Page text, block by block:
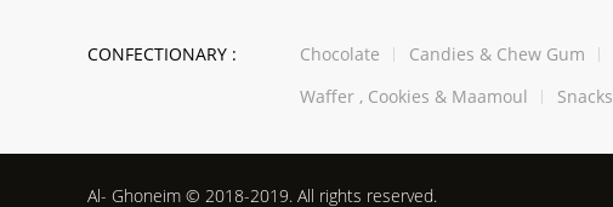
CONFECTIONARY : Chocolate Candies & Chew Gum
Waffer , Cookies & Maamoul
Snacks
Al- Ghoneim © 2018-2019. All rights reserved.